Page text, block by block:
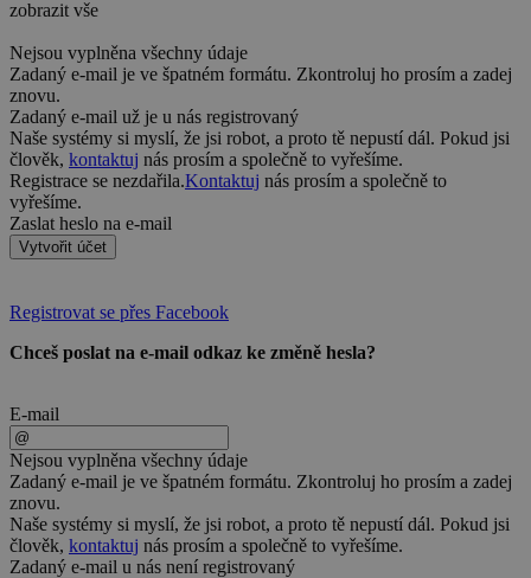
zobrazit vše
Nejsou vyplněna všechny údaje
Zadaný e-mail je ve špatném formátu. Zkontroluj ho prosím a zadej
znovu.
Zadaný e-mail už je u nás registrovaný
Naše systémy si myslí, že jsi robot, a proto tě nepustí dál. Pokud jsi
člověk, kontaktuj nás prosím a společně to vyřešíme.
Registrace se nezdařila.Kontaktuj nás prosím a společně to
vyřešíme.
Zaslat heslo na e-mail
Vytvořit účet
Registrovat se přes Facebook
Chceš poslat na e-mail odkaz ke změně hesla?
E-mail
Nejsou vyplněna všechny údaje
Zadaný e-mail je ve špatném formátu. Zkontroluj ho prosím a zadej
znovu.
Naše systémy si myslí, že jsi robot, a proto tě nepustí dál. Pokud jsi
člověk, kontaktuj nás prosím a společně to vyřešíme.
Zadaný e-mail u nás není registrovaný